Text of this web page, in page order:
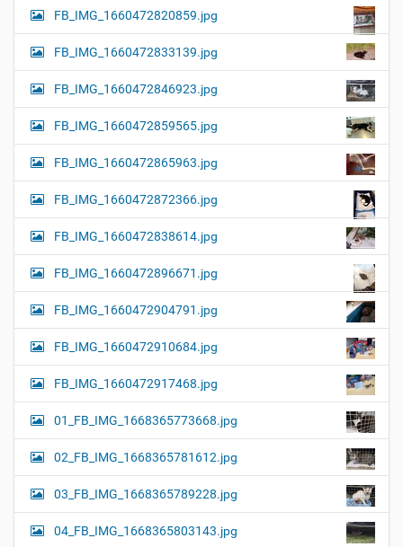
FB_IMG_1660472820859.jpg
FB_IMG_1660472833139.jpg
FB_IMG_1660472846923.jpg
FB_IMG_1660472859565.jpg
FB_IMG_1660472865963.jpg
FB_IMG_1660472872366.jpg
FB_IMG_1660472838614.jpg
FB_IMG_1660472896671.jpg
FB_IMG_1660472904791.jpg
FB_IMG_1660472910684.jpg
FB_IMG_1660472917468.jpg
01_FB_IMG_1668365773668.jpg
02_FB_IMG_1668365781612.jpg
03_FB_IMG_1668365789228.jpg
04_FB_IMG_1668365803143.jpg